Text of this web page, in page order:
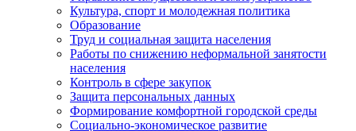
Культура, спорт и молодежная политика
Образование
Труд и социальная защита населения
Работы по снижению неформальной занятости
населения
Контроль в сфере закупок
Защита персональных данных
Формирование комфортной городской среды
Социально-экономическое развитие